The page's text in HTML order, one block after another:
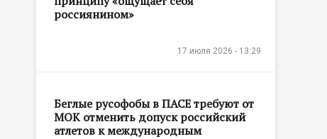
россиянином»
17 июля 2026 - 13:29
Беглые русофобы в ПАСЕ требуют от
МОК отменить допуск российский
атлетов к международным